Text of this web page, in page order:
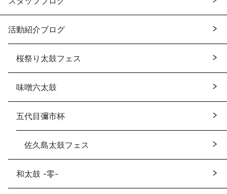
活動紹介ブログ
桜祭り太鼓フェス
味噌六太鼓
五代目彌市杯
佐久島太鼓フェス
和太鼓 -零-